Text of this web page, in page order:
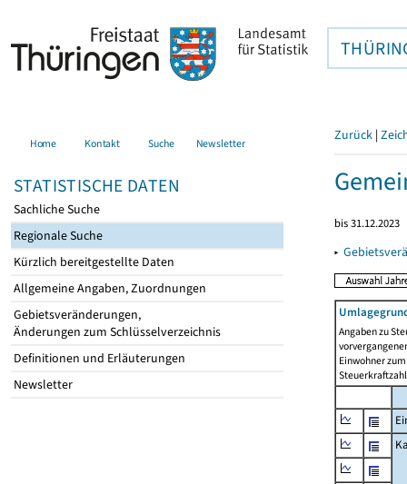
Home Kontakt Suche Newsletter
STATISTISCHE DATEN
Sachliche Suche
Regionale Suche
Kürzlich bereitgestellte Daten
Allgemeine Angaben, Zuordnungen
Gebietsveränderungen,
Änderungen zum Schlüsselverzeichnis
Definitionen und Erläuterungen
Newsletter
Zurück |
bis 31.12.2023
▸
Angaben zu
Einwohner